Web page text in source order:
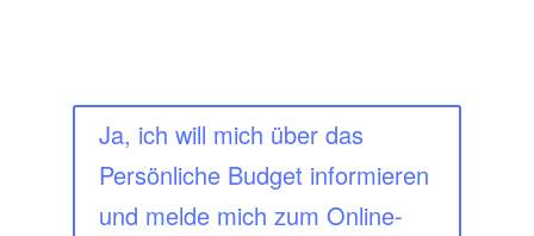
Ja, ich will mich über das
Persönliche Budget informieren
und melde mich zum Online-